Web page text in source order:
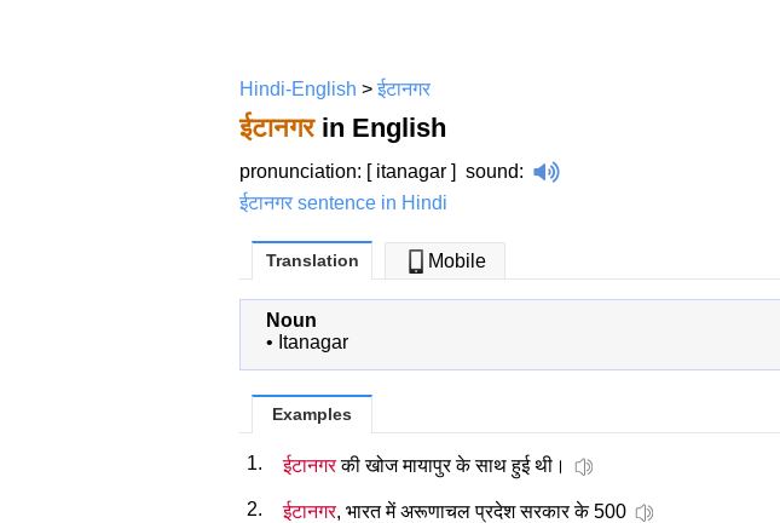
Hindi-English >ईटानगर
ईटानगरin English
pronunciation: [ itanagar ] sound:
ईटानगर sentence in Hindi
Translation Mobile
Noun
• Itanagar
Examples
1. ईटानगरकी खोज मायापुर के साथ हुई थी।
2. ईटानगर, भारत में अरूणाचल प्रदेश सरकार के 500